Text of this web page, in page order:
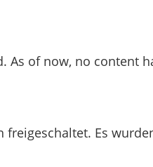
As of now, no content
freigeschaltet. Es